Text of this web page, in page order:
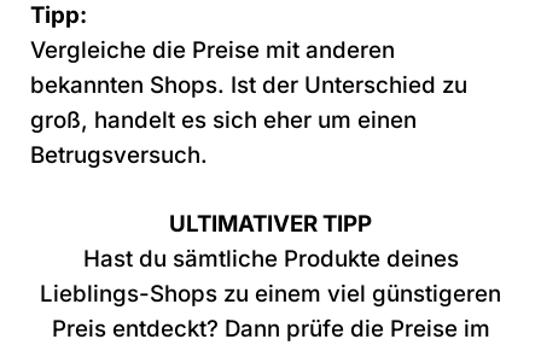
Tipp:
Vergleiche die Preise mit anderen
bekannten Shops. Ist der Unterschied zu
groß, handelt es sich eher um einen
Betrugsversuch.
ULTIMATIVER TIPP
Hast du sämtliche Produkte deines
Lieblings-Shops zu einem viel günstigeren
Preis entdeckt? Dann prüfe die Preise im